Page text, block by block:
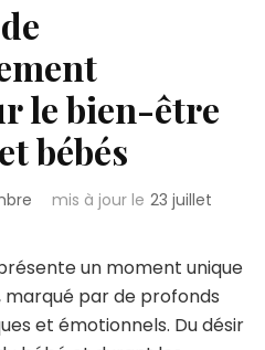
le bien-être
bébés
mis à jour le 23 juillet
un moment unique
marqué par de profonds
et émotionnels. Du désir